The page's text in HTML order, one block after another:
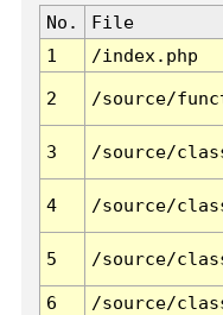
No. File
1
/index.php
2 /source/
3 /source/
4 /source/
5 /source/
6 /source/